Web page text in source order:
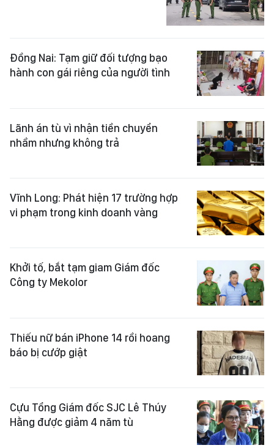
Đồng Nai: Tạm giữ đối tượng bạo
hành con gái riêng của người tình
Lãnh án tù vì nhận tiền chuyển
nhầm nhưng không trả
Vĩnh Long: Phát hiện 17 trường hợp
vi phạm trong kinh doanh vàng
Khởi tố, bắt tạm giam Giám đốc
Công ty Mekolor
Thiếu nữ bán iPhone 14 rồi hoang
báo bị cướp giật
Cựu Tổng Giám đốc SJC Lê Thúy
Hằng được giảm 4 năm tù